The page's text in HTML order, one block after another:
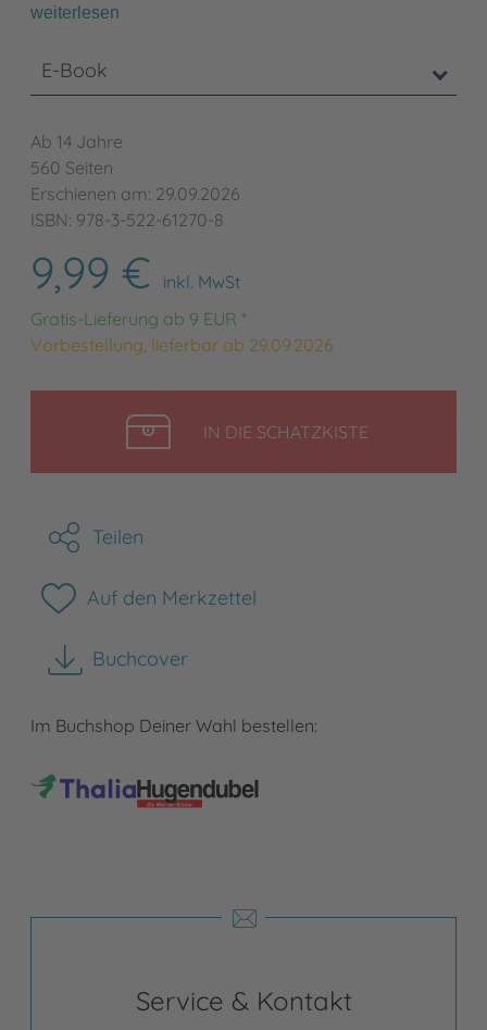
weiterlesen
E-Book
Ab 14 Jahre
560 Seiten
Erschienen am: 29.09.2026
ISBN: 978-3-522-61270-8
9,99 €
inkl. MwSt
Gratis-Lieferung ab 9 EUR *
Vorbestellung, lieferbar ab 29.09.2026
IN DIE SCHATZKISTELEGEN
Teilen
Auf den Merkzettel
Buchcover
herunterladen
Im Buchshop Deiner Wahl bestellen:
Service & Kontakt